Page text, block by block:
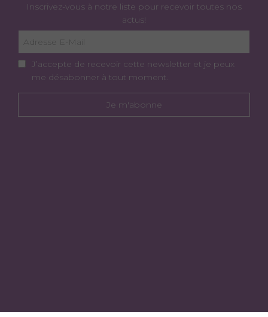
Inscrivez-vous à notre liste pour recevoir toutes nos
actus!
J’accepte de recevoir cette newsletter et je peux
me désabonner à tout moment.
Je m'abonne